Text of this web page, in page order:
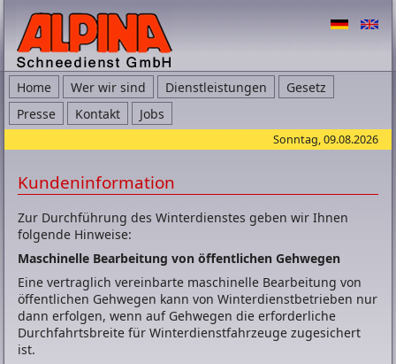
Home Wer wir sind Dienstleistungen
Gesetz
Presse
Kontakt Jobs
Sonntag, 09.08.2026
Kundeninformation
Zur Durchführung des Winterdienstes geben wir Ihnen
folgende Hinweise:
Maschinelle Bearbeitung von öffentlichen Gehwegen
Eine vertraglich vereinbarte maschinelle Bearbeitung von
öffentlichen Gehwegen kann von Winterdienstbetrieben nur
dann erfolgen, wenn auf Gehwegen die erforderliche
Durchfahrtsbreite für Winterdienstfahrzeuge zugesichert
ist.